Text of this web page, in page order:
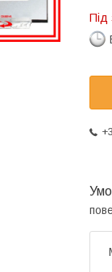
Під